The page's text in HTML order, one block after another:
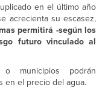
en el último año
acrecienta su escasez,
permitirá -según los
futuro vinculado al
municipios podrán
en el precio del agua.